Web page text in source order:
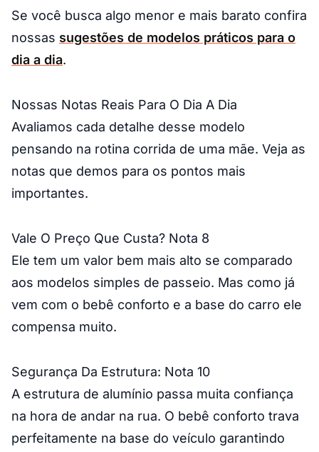
Se você busca algo menor e mais barato confira
nossas sugestões de modelos práticos para o
dia a dia.
Nossas Notas Reais Para O Dia A Dia
Avaliamos cada detalhe desse modelo
pensando na rotina corrida de uma mãe. Veja as
notas que demos para os pontos mais
importantes.
Vale O Preço Que Custa? Nota 8
Ele tem um valor bem mais alto se comparado
aos modelos simples de passeio. Mas como já
vem com o bebê conforto e a base do carro ele
compensa muito.
Segurança Da Estrutura: Nota 10
A estrutura de alumínio passa muita confiança
na hora de andar na rua. O bebê conforto trava
perfeitamente na base do veículo garantindo